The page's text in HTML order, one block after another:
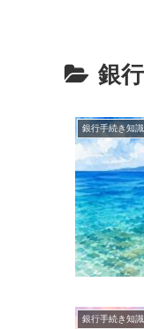
銀
銀行手続き知識
銀行手続き知識